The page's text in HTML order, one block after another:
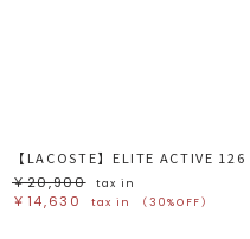
￥20,900
tax in
￥14,630 tax in （30%OFF）